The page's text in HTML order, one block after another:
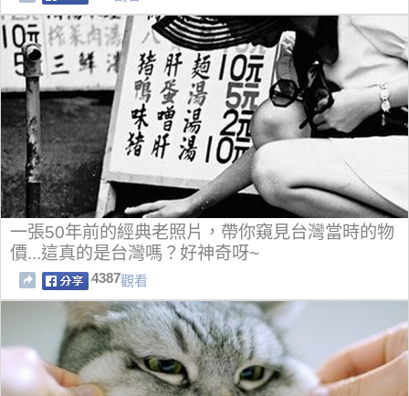
一張50年前的經典老照片，帶你窺見台灣當時的物
價...這真的是台灣嗎？好神奇呀~
4387觀看